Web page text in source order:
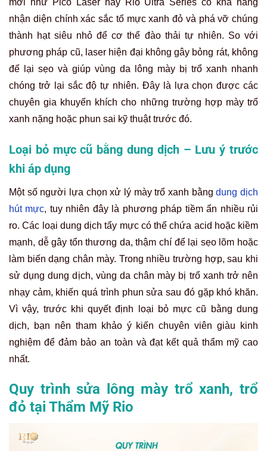
mới như Pico Laser hay Rio Ultra Series có khả năng
nhận diện chính xác sắc tố mực xanh đỏ và phá vỡ chúng
thành hạt siêu nhỏ để cơ thể đào thải tự nhiên. So với
phương pháp cũ, laser hiện đại không gây bỏng rát, không
để lại sẹo và giúp vùng da lông mày bị trổ xanh nhanh
chóng trở lại sắc độ tự nhiên. Đây là lựa chọn được các
chuyên gia khuyến khích cho những trường hợp mày trổ
xanh nặng hoặc phun sai kỹ thuật trước đó.
Loại bỏ mực cũ bằng dung dịch – Lưu ý trước
khi áp dụng
Một số người lựa chọn xử lý mày trổ xanh bằngdung dịch
hút mực, tuy nhiên đây là phương pháp tiềm ẩn nhiều rủi
ro. Các loại dung dịch tẩy mực có thể chứa acid hoặc kiềm
mạnh, dễ gây tổn thương da, thậm chí để lại sẹo lõm hoặc
làm biến dạng chân mày. Trong nhiều trường hợp, sau khi
sử dụng dung dịch, vùng da chân mày bị trổ xanh trở nên
nhạy cảm, khiến quá trình phun sửa sau đó gặp khó khăn.
Vì vậy, trước khi quyết định loại bỏ mực cũ bằng dung
dịch, bạn nên tham khảo ý kiến chuyên viên giàu kinh
nghiệm để đảm bảo an toàn và đạt kết quả thẩm mỹ cao
nhất.
Quy trình sửa lông mày trổ xanh, trổ
đỏ tại Thẩm Mỹ Rio